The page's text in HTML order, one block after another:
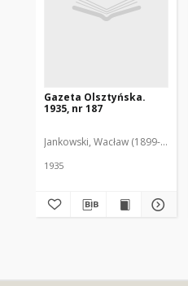
Gazeta Olsztyńska.
1935, nr 187
Jankowski, Wacław (1899-
1935